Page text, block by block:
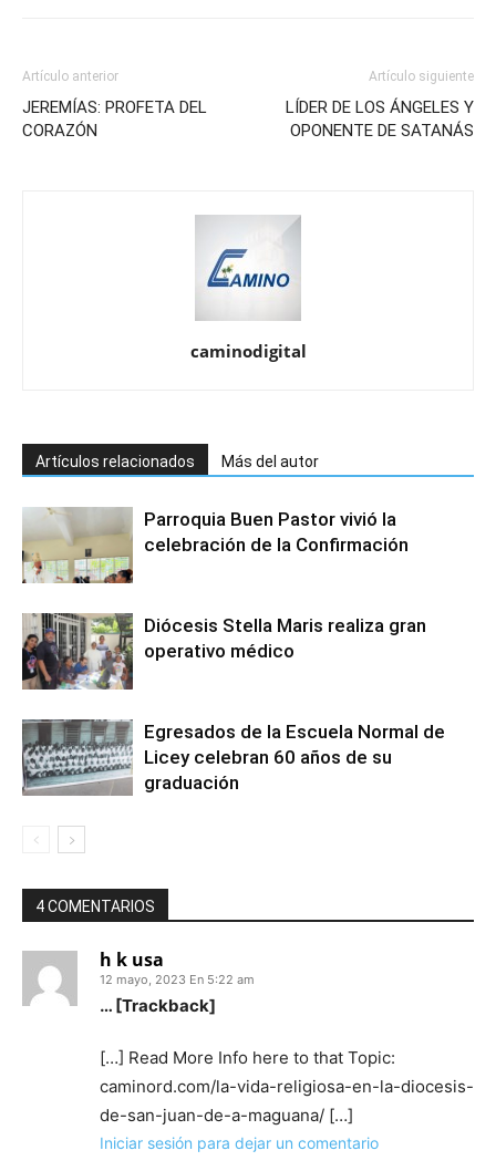
Artículo anterior
JEREMÍAS: PROFETA DEL
CORAZÓN
Artículo siguiente
LÍDER DE LOS ÁNGELES Y
OPONENTE DE SATANÁS
caminodigital
Artículos relacionados Más del autor
Parroquia Buen Pastor vivió la
celebración de la Confirmación
Diócesis Stella Maris realiza gran
operativo médico
Egresados de la Escuela Normal de
Licey celebran 60 años de su
graduación
4 COMENTARIOS
h k usa
12 mayo, 2023 En 5:22 am
… [Trackback]
[…] Read More Info here to that Topic:
caminord.com/la-vida-religiosa-en-la-diocesis-
de-san-juan-de-a-maguana/ […]
Iniciar sesión para dejar un comentario